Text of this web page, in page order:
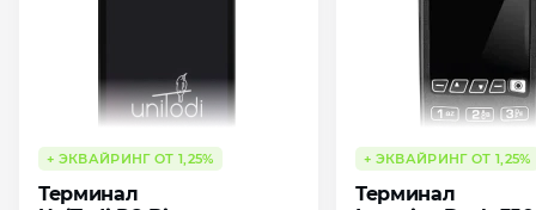
+ ЭКВАЙРИНГ ОТ 1,25%
Терминал
+ ЭКВАЙРИНГ ОТ 1,25%
Терминал